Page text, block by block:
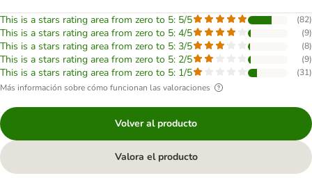
This is a stars rating area from zero to 5: 5/5 (82)
This is a stars rating area from zero to 5: 4/5 (9)
This is a stars rating area from zero to 5: 3/5 (8)
This is a stars rating area from zero to 5: 2/5 (9)
This is a stars rating area from zero to 5: 1/5 (31)
Más información sobre cómo funcionan las valoraciones
Volver al producto
Valora el producto